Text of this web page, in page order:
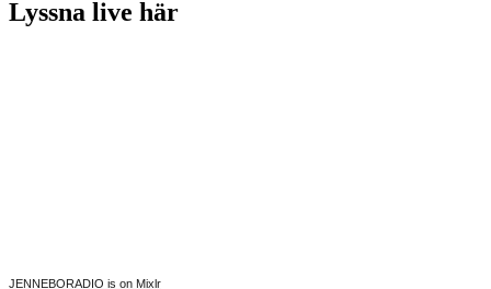
Lyssna live här
JENNEBORADIO is on Mixlr